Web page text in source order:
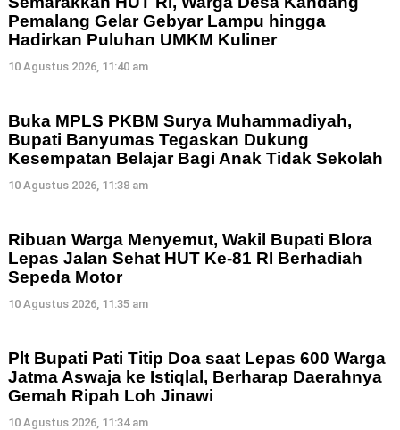
Pemalang Gelar Gebyar Lampu hingga
Hadirkan Puluhan UMKM Kuliner
10 Agustus 2026, 11:40 am
Buka MPLS PKBM Surya Muhammadiyah,
Bupati Banyumas Tegaskan Dukung
Kesempatan Belajar Bagi Anak Tidak Sekolah
10 Agustus 2026, 11:38 am
Ribuan Warga Menyemut, Wakil Bupati Blora
Lepas Jalan Sehat HUT Ke-81 RI Berhadiah
Sepeda Motor
10 Agustus 2026, 11:35 am
Plt Bupati Pati Titip Doa saat Lepas 600 Warga
Jatma Aswaja ke Istiqlal, Berharap Daerahnya
Gemah Ripah Loh Jinawi
10 Agustus 2026, 11:34 am